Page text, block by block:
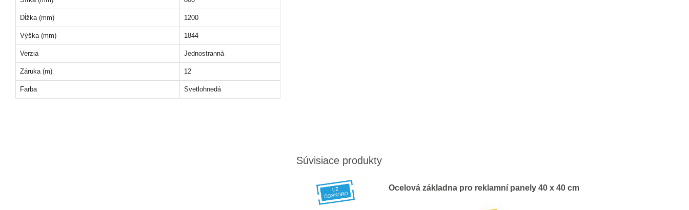
Dĺžka (mm) 1200
Výška (mm) 1844
Verzia Jednostranná
Záruka (m) 12
Farba Svetlohnedá
Súvisiace produkty
Ocelová základna pro reklamní panely 40 x 40 cm